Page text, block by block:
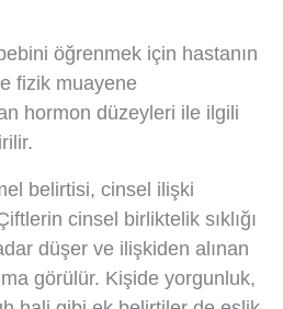
öğrenmek için hastanın
fizik muayene
hormon düzeyleri ile ilgili
belirtisi, cinsel ilişki
cinsel birliktelik sıklığı
düşer ve ilişkiden alınan
görülür. Kişide yorgunluk,